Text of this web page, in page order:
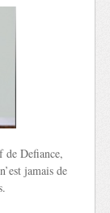
Defiance,
jamais de